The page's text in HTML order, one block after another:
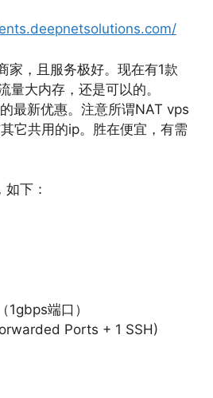
家，且服务极好。现在有1款
量大内存，还是可以的。
最新优惠。注意所谓NAT vps
它共用的ip。胜在便宜，有需
下：
端口）
Ports + 1 SSH)